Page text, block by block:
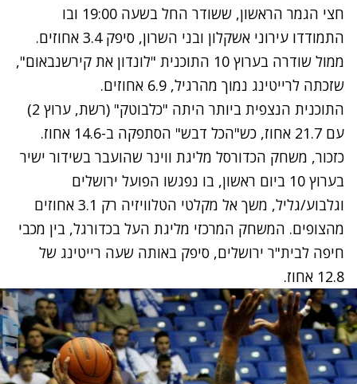
חצי הגמר הראשון, ששודר החל בשעה 19:00 ובו
התמודדו עירוני אשקלון ובני השרון, סיפק 3.4 אחוזים.
ממול שודרה בערוץ 10 התוכנית "לונדון את קירשנבאום",
שזכתה לרייטינג נמוך מהרגיל, 6.9 אחוזים.
התוכנית הנצפית ביותר היתה "כלבוטק" (רשת, ערוץ 2)
עם 21.7 אחוז, כש"הכל דבש" הסתפקה ב-14.6 אחוז.
כזכור, משחק הכדורסל מליגת ווינר שהועבר בשידור ישיר
בערוץ 10 ביום ראשון, בו נפגשו הפועל ירושלים
וגלבוע/גליל, משך אל מקלטי הטלוויזיה רק 3.1 אחוזים
מהצופים. המשחק המרכזי מליגת העל בכדורגל, בין מכבי
חיפה לבית"ר ירושלים, סיפק באותה שעה רייטינג של
12.8 אחוז.